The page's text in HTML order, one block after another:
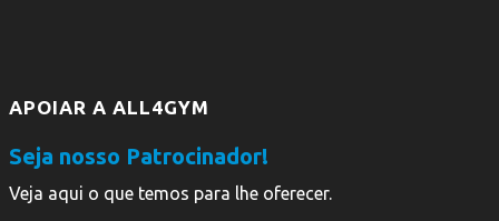
APOIAR A ALL4GYM
Seja nosso Patrocinador!
Veja aqui o que temos para lhe oferecer.